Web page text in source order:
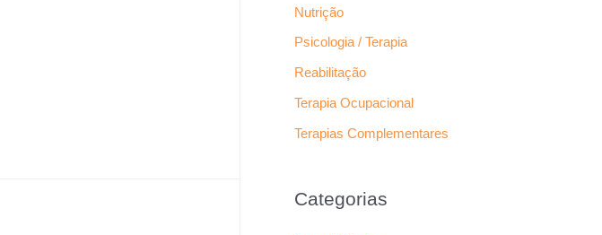
Nutrição
Psicologia / Terapia
Reabilitação
Terapia Ocupacional
Terapias Complementares
Categorias